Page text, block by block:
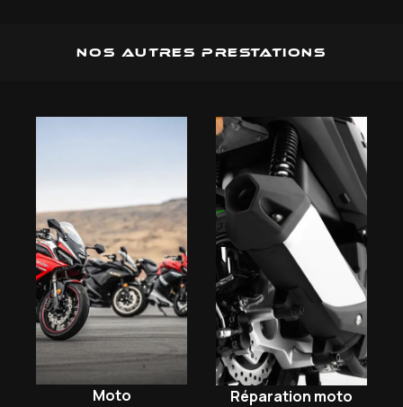
Nos autres prestations
Moto Réparation moto